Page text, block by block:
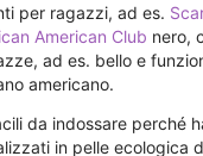
per ragazzi, ad es.
American Club nero,
ad es. bello e
americano.
da indossare perché
in pelle ecologica